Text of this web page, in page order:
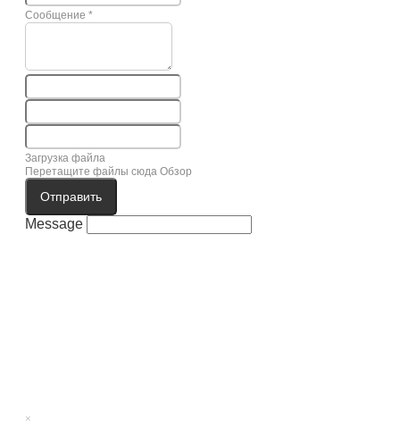
Сообщение *
Загрузка файла
Перетащите файлы сюда Обзор
Отправить
Message
×